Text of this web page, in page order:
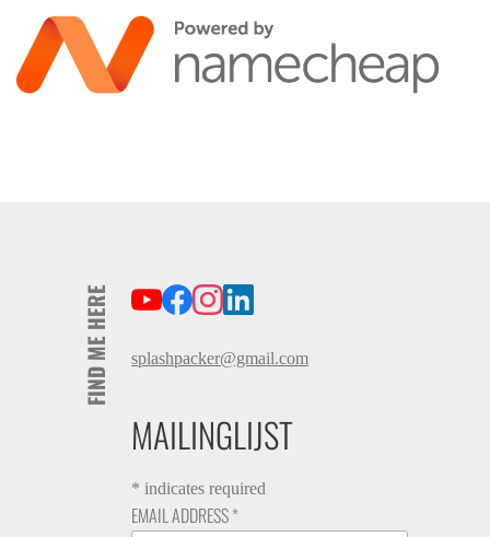
FIND ME HERE splashpacker@gmail.com
MAILINGLIJST
* indicates required
EMAIL ADDRESS*